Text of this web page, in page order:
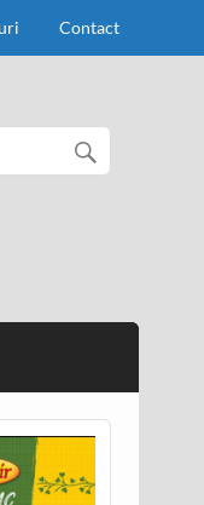
Contact